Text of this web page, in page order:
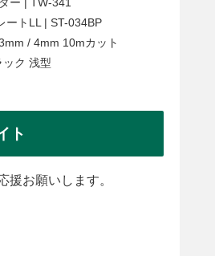
ートLL | ST-034BP
/ 4mm 10mカット
ク 浅型
ト
援お願いします。